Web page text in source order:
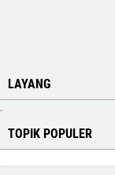
LAYANG
TOPIK POPULER